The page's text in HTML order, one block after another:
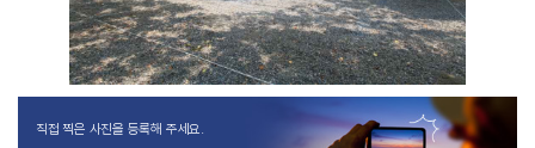
직접 찍은 사진을 등록해 주세요.